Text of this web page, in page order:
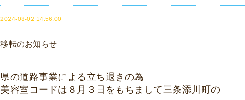
2024-08-02 14:56:00
移転のお知らせ
県の道路事業による立ち退きの為
美容室コードは８月３日をもちまして三条添川町の